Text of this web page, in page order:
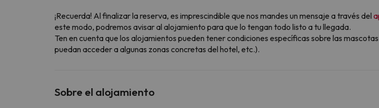
¡Recuerda! Al finalizar la reserva, es imprescindible que nos mandes un mensaje a través del
este modo, podremos avisar al alojamiento para que lo tengan todo listo a tu llegada.
Ten en cuenta que los alojamientos pueden tener condiciones específicas sobre las
puedan acceder a algunas zonas concretas del hotel, etc.).
Sobre el alojamiento